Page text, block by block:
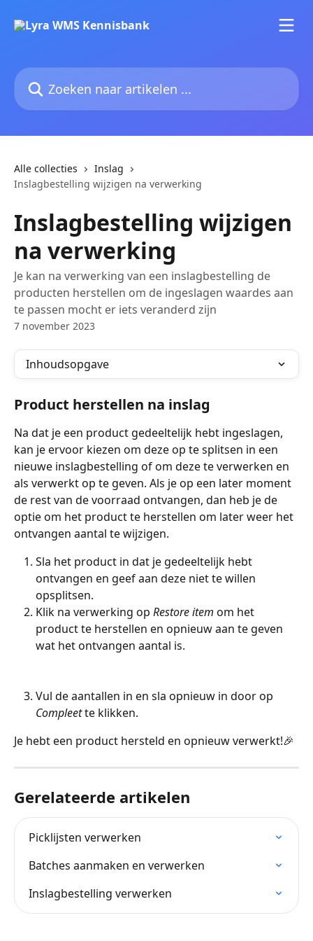
Zoeken naar artikelen ...
Alle collecties
Inslag
Inslagbestelling wijzigen na verwerking
Inslagbestelling wijzigen
na verwerking
Je kan na verwerking van een inslagbestelling de
producten herstellen om de ingeslagen waardes aan
te passen mocht er iets veranderd zijn
7 november 2023
Inhoudsopgave
Product herstellen na inslag
Na dat je een product gedeeltelijk hebt ingeslagen,
kan je ervoor kiezen om deze op te splitsen in een
nieuwe inslagbestelling of om deze te verwerken en
als verwerkt op te geven. Als je op een later moment
de rest van de voorraad ontvangen, dan heb je de
optie om het product te herstellen om later weer het
ontvangen aantal te wijzigen.
Sla het product in dat je gedeeltelijk hebt
ontvangen en geef aan deze niet te willen
opsplitsen.
Klik na verwerking op Restore item om het
product te herstellen en opnieuw aan te geven
wat het ontvangen aantal is.
Vul de aantallen in en sla opnieuw in door op
Compleet te klikken.
Je hebt een product hersteld en opnieuw verwerkt!🎉
Gerelateerde artikelen
Picklijsten verwerken
Batches aanmaken en verwerken
Inslagbestelling verwerken